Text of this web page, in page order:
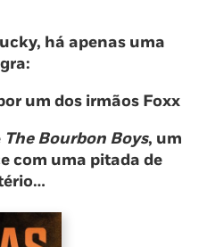
há apenas uma
um dos irmãos Foxx
The Bourbon Boys, um
com uma pitada de